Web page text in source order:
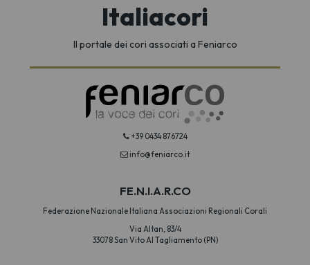
Italiacori
Il portale dei cori associati a Feniarco
+39 0434 876724
info@feniarco.it
FE.N.I.A.R.CO
Federazione Nazionale Italiana Associazioni Regionali Corali
Via Altan, 83/4
33078 San Vito Al Tagliamento (PN)